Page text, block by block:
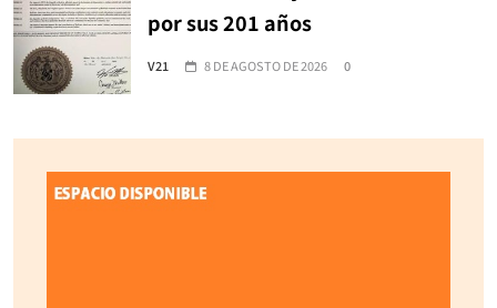
por sus 201 años
V21 8 DE AGOSTO DE 2026 0